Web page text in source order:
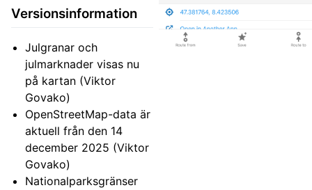
Versionsinformation
Julgranar och
julmarknader visas nu
på kartan (Viktor
Govako)
OpenStreetMap-data är
aktuell från den 14
december 2025 (Viktor
Govako)
Nationalparksgränser